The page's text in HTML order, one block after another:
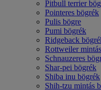
Pitbull terrier
Pointeres bögrék
Pulis bögre
Pumi bögrék
Ridgeback
Rottweiler
Schnauzeres
Shar-pei bögrék
Shiba inu bögrék
Shih-tzu mintás